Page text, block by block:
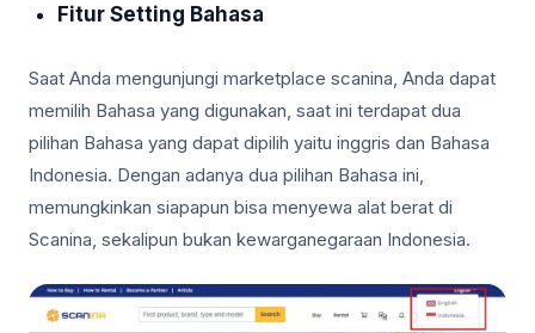
Fitur Setting Bahasa
Saat Anda mengunjungi marketplace scanina, Anda dapat
memilih Bahasa yang digunakan, saat ini terdapat dua
pilihan Bahasa yang dapat dipilih yaitu inggris dan Bahasa
Indonesia. Dengan adanya dua pilihan Bahasa ini,
memungkinkan siapapun bisa menyewa alat berat di
Scanina, sekalipun bukan kewarganegaraan Indonesia.